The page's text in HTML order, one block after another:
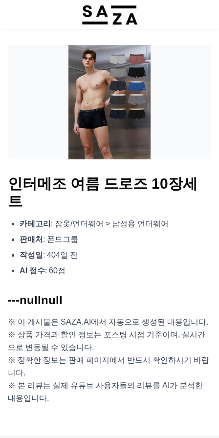
인터메조 여름 드로즈 10장세
트
카테고리 : 잠옷/언더웨어 > 남성용 언더웨어
판매처 : 폰드그룹
작성일: 404일 전
AI 점수: 60점
---nullnull
※ 이 게시물은 SAZA.AI에서 자동으로 생성된 내용입니다.
※ 상품 가격과 할인 정보는 포스팅 시점 기준이며, 실시간
으로 변동될 수 있습니다.
※ 정확한 정보는 판매 페이지에서 반드시 확인하시기 바랍
니다.
※ 본 리뷰는 실제 유튜브 사용자들의 리뷰를 AI가 분석한
내용입니다.